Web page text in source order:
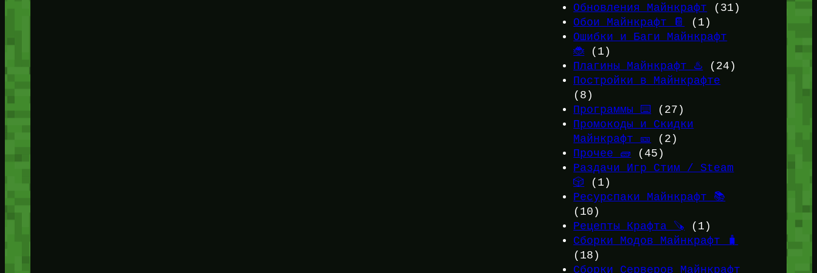
Обновления Майнкрафт (31)
Обои Майнкрафт 📔
(1)
Ошибки и Баги Майнкрафт
🐞 (1)
Плагины Майнкрафт ♨️ (24)
Постройки в Майнкрафте
(8)
Программы ⌨️
(27)
Промокоды и Скидки
Майнкрафт 🎫
(2)
Прочее 🧱 (45)
Раздачи Игр Стим / Steam
🎲 (1)
Ресурспаки Майнкрафт 📚
(10)
Рецепты Крафта 🪚 (1)
Сборки Модов Майнкрафт 🧳
(18)
Сборки Серверов Майнкрафт